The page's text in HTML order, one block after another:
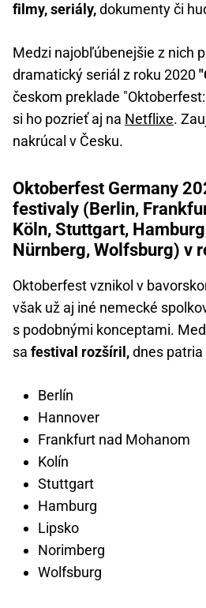
filmy, seriály,dokumenty či
Medzi najobľúbenejšie z nich
dramatický seriál z roku 2020
českom preklade
si ho pozrieť aj na Netflixe.
nakrúcal v Česku.
Oktoberfest Germany
festivaly (Berlin,
Köln, Stuttgart,
Nürnberg, Wolfsburg) v
Oktoberfest vznikol v
však už aj iné nemecké
s podobnými konceptami.
sa festival rozšíril,dnes patria
Berlín
Hannover
Frankfurt nad Mohanom
Kolín
Stuttgart
Hamburg
Lipsko
Norimberg
Wolfsburg